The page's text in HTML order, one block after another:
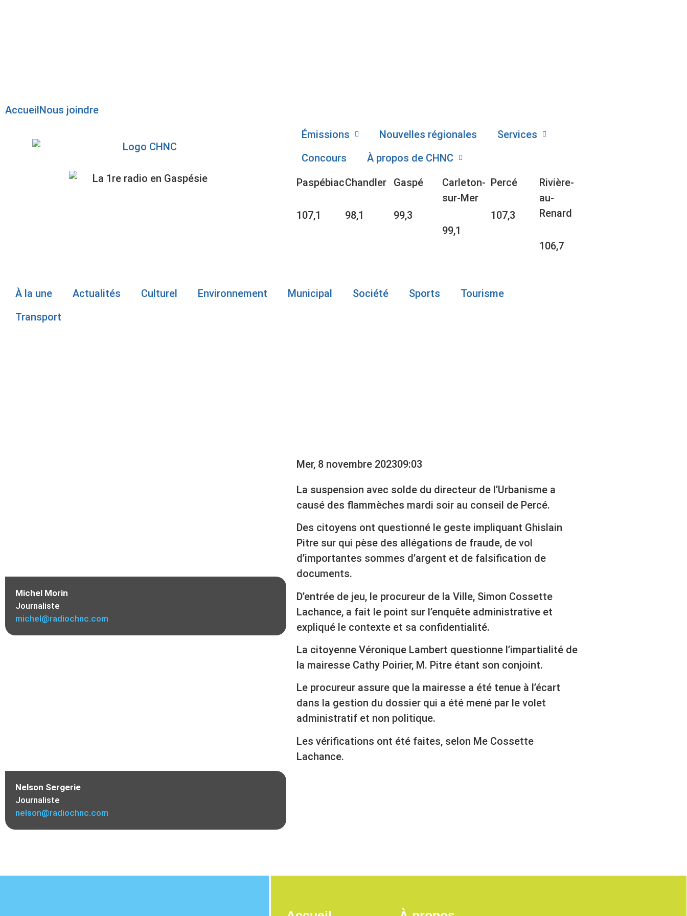
AccueilNous joindre
Émissions
Nouvelles régionales
Services
Concours
À propos de CHNC
Paspébiac
107,1
Chandler
98,1
Gaspé
99,3
Carleton-
sur-Mer
99,1
Percé
107,3
Rivière-
au-
Renard
106,7
À la une Actualités Culturel Environnement Municipal Société Sports
Tourisme
Transport
Michel Morin
Journaliste
michel@radiochnc.com
Nelson Sergerie
Journaliste
nelson@radiochnc.com
Mer, 8 novembre 202309:03
La suspension avec solde du directeur de l’Urbanisme a
causé des flammèches mardi soir au conseil de Percé.
Des citoyens ont questionné le geste impliquant Ghislain
Pitre sur qui pèse des allégations de fraude, de vol
d’importantes sommes d’argent et de falsification de
documents.
D’entrée de jeu, le procureur de la Ville, Simon Cossette
Lachance, a fait le point sur l’enquête administrative et
expliqué le contexte et sa confidentialité.
La citoyenne Véronique Lambert questionne l’impartialité de
la mairesse Cathy Poirier, M. Pitre étant son conjoint.
Le procureur assure que la mairesse a été tenue à l’écart
dans la gestion du dossier qui a été mené par le volet
administratif et non politique.
Les vérifications ont été faites, selon Me Cossette
Lachance.